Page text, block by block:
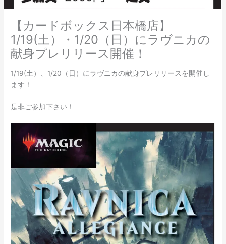
【カードボックス日本橋店】
1/19(土）・1/20（日）にラヴニカの
献身プレリリース開催！
1/19(土）、1/20（日）にラヴニカの献身プレリリースを開催し
ます！
是非ご参加下さい！